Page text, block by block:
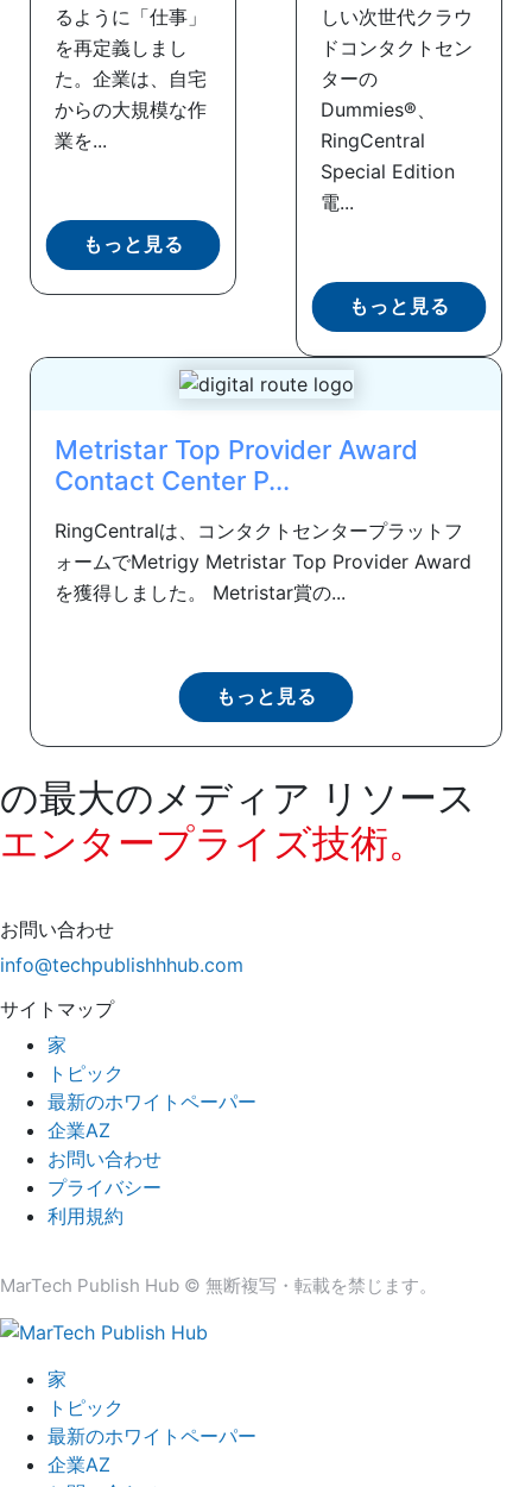
るように「仕事」
を再定義しまし
た。企業は、自宅
からの大規模な作
業を...
もっと見る
しい次世代クラウ
ドコンタクトセン
ターの
Dummies®、
RingCentral
Special Edition
電...
もっと見る
Metristar Top Provider Award
Contact Center P...
RingCentralは、コンタクトセンタープラットフ
ォームでMetrigy Metristar Top Provider Award
を獲得しました。 Metristar賞の...
もっと見る
の最大のメディア リソース
エンタープライズ技術。
お問い合わせ
info@techpublishhhub.com
サイトマップ
家
トピック
最新のホワイトペーパー
企業AZ
お問い合わせ
プライバシー
利用規約
MarTech Publish Hub © 無断複写・転載を禁じます。
家
トピック
最新のホワイトペーパー
企業AZ